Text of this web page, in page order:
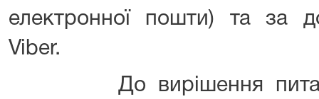
електронної пошти) та за
Viber.
До вирішення